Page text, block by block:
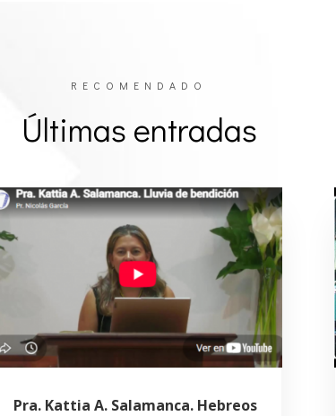
RECOMENDADO
Últimas entradas
Pra. Kattia A. Salamanca. Hebreos